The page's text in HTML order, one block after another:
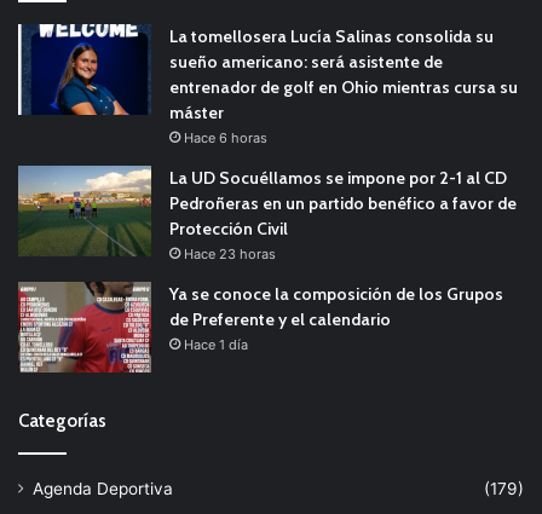
La tomellosera Lucía Salinas consolida su
sueño americano: será asistente de
entrenador de golf en Ohio mientras cursa su
máster
Hace 6 horas
La UD Socuéllamos se impone por 2-1 al CD
Pedroñeras en un partido benéfico a favor de
Protección Civil
Hace 23 horas
Ya se conoce la composición de los Grupos
de Preferente y el calendario
Hace 1 día
Categorías
Agenda Deportiva
(179)